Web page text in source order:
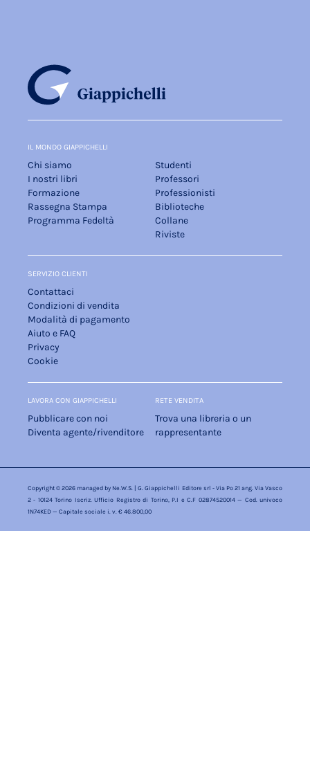
IL MONDO GIAPPICHELLI
Chi siamo
I nostri libri
Formazione
Rassegna Stampa
Programma Fedeltà
Studenti
Professori
Professionisti
Biblioteche
Collane
Riviste
SERVIZIO CLIENTI
Contattaci
Condizioni di vendita
Modalità di pagamento
Aiuto e FAQ
Privacy
Cookie
LAVORA CON GIAPPICHELLI
Pubblicare con noi
Diventa agente/rivenditore
RETE VENDITA
Trova una libreria o un
rappresentante
Copyright © 2026 managed by Ne.W.S. | G. Giappichelli Editore srl - Via Po 21 ang. Via Vasco
2 - 10124 Torino Iscriz. Ufficio Registro di Torino, P.I e C.F 02874520014 — Cod. univoco
1N74KED — Capitale sociale i. v. € 46.800,00